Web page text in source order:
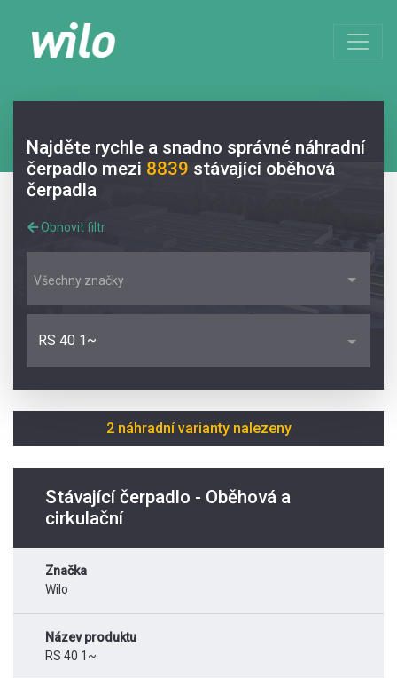
Najděte rychle a snadno správné náhradní
čerpadlo mezi 8839 stávající oběhová
čerpadla
Obnovit filtr
Všechny značky
RS 40 1~
2 náhradní varianty nalezeny
Stávající čerpadlo - Oběhová a
cirkulační
Značka
Wilo
Název produktu
RS 40 1~